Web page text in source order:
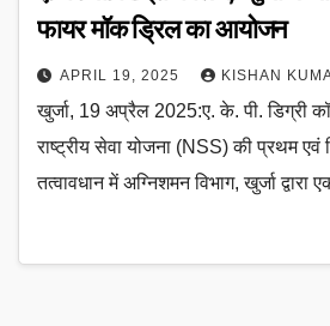
फायर मॉक ड्रिल का आयोजन
APRIL 19, 2025 KISHAN
खुर्जा, 19 अप्रैल 2025:ए. के. पी. डिग्री
राष्ट्रीय सेवा योजना (NSS) की प्रथम एवं
तत्वावधान में अग्निशमन विभाग, खुर्जा